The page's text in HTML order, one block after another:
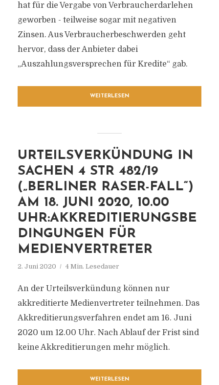
hat für die Vergabe von Verbraucherdarlehen
geworben - teilweise sogar mit negativen
Zinsen. Aus Verbraucherbeschwerden geht
hervor, dass der Anbieter dabei
„Auszahlungsversprechen für Kredite“ gab.
WEITERLESEN
URTEILSVERKÜNDUNG IN
SACHEN 4 STR 482/19
(„BERLINER RASER-FALL“)
AM 18. JUNI 2020, 10.00
UHR:AKKREDITIERUNGSBE
DINGUNGEN FÜR
MEDIENVERTRETER
2. Juni 2020 4 Min. Lesedauer
An der Urteilsverkündung können nur
akkreditierte Medienvertreter teilnehmen. Das
Akkreditierungsverfahren endet am 16. Juni
2020 um 12.00 Uhr. Nach Ablauf der Frist sind
keine Akkreditierungen mehr möglich.
WEITERLESEN